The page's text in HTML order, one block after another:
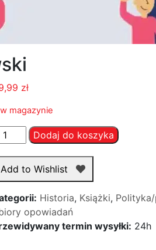
zł
magazynie
Dodaj do koszyka
Add to Wishlist
Historia, Książki,
opowiadań
termin wysyłki: 24h